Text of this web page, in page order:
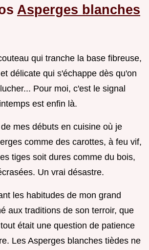
Asperges blanches
qui tranche la base fibreuse,
délicate qui s'échappe dès qu'on
Pour moi, c'est le signal
est enfin là.
mes débuts en cuisine où je
comme des carottes, à feu vif,
tiges soit dures comme du bois,
Un vrai désastre.
les habitudes de mon grand
aux traditions de son terroir, que
était une question de patience
Les Asperges blanches tièdes ne